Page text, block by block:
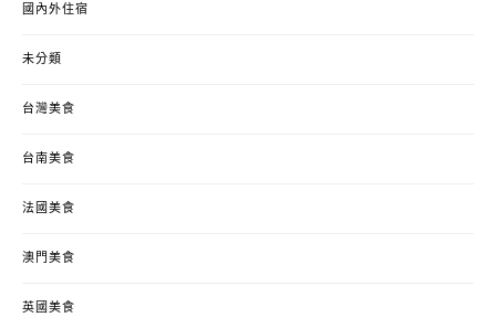
國內外住宿
未分類
台灣美食
台南美食
法國美食
澳門美食
英國美食